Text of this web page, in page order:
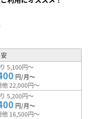
5,100円～
円/月～
他 22,000円～
5,200円～
円/月～
他 16,500円～